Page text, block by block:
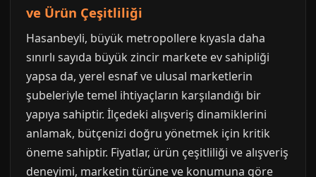
ve Ürün Çeşitliliği
Hasanbeyli, büyük metropollere kıyasla daha
sınırlı sayıda büyük zincir markete ev sahipliği
yapsa da, yerel esnaf ve ulusal marketlerin
şubeleriyle temel ihtiyaçların karşılandığı bir
yapıya sahiptir. İlçedeki alışveriş dinamiklerini
anlamak, bütçenizi doğru yönetmek için kritik
öneme sahiptir. Fiyatlar, ürün çeşitliliği ve alışveriş
deneyimi, marketin türüne ve konumuna göre